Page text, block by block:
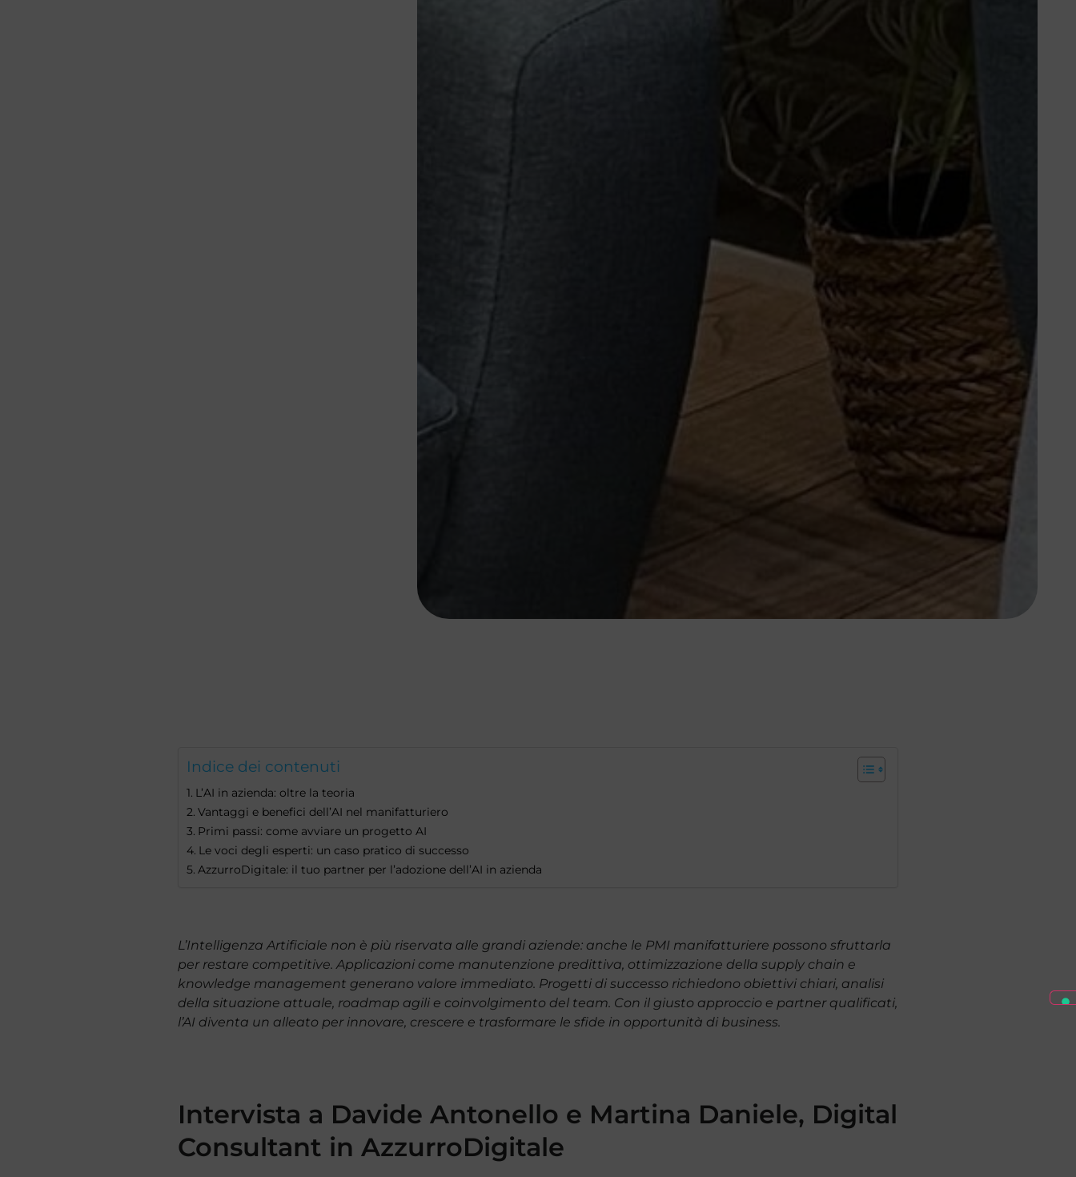
Indice dei contenuti
L’AI in azienda: oltre la teoria
Vantaggi e benefici dell’AI nel manifatturiero
Primi passi: come avviare un progetto AI
Le voci degli esperti: un caso pratico di successo
AzzurroDigitale: il tuo partner per l’adozione dell’AI in azienda
L’Intelligenza Artificiale non è più riservata alle grandi aziende: anche le PMI manifatturiere possono sfruttarla
per restare competitive. Applicazioni come manutenzione predittiva, ottimizzazione della supply chain e
knowledge management generano valore immediato. Progetti di successo richiedono obiettivi chiari, analisi
della situazione attuale, roadmap agili e coinvolgimento del team. Con il giusto approccio e partner qualificati,
l’AI diventa un alleato per innovare, crescere e trasformare le sfide in opportunità di business.
Intervista a Davide Antonello e Martina Daniele, Digital
Consultant in AzzurroDigitale